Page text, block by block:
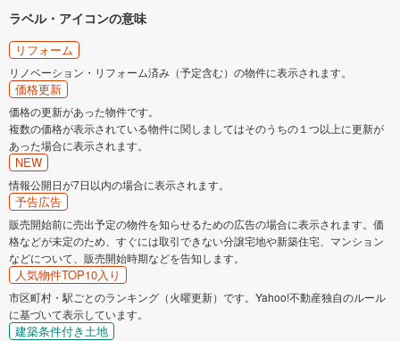
ラベル・アイコンの意味
リフォーム
リノベーション・リフォーム済み（予定含む）の物件に表示されます。
価格更新
価格の更新があった物件です。
複数の価格が表示されている物件に関しましてはそのうちの１つ以上に更新が
あった場合に表示されます。
NEW
情報公開日が7日以内の場合に表示されます。
予告広告
販売開始前に売出予定の物件を知らせるための広告の場合に表示されます。価
格などが未定のため、すぐには取引できない分譲宅地や新築住宅、マンション
などについて、販売開始時期などを告知します。
人気物件TOP10入り
市区町村・駅ごとのランキング（火曜更新）です。Yahoo!不動産独自のルール
に基づいて表示しています。
建築条件付き土地